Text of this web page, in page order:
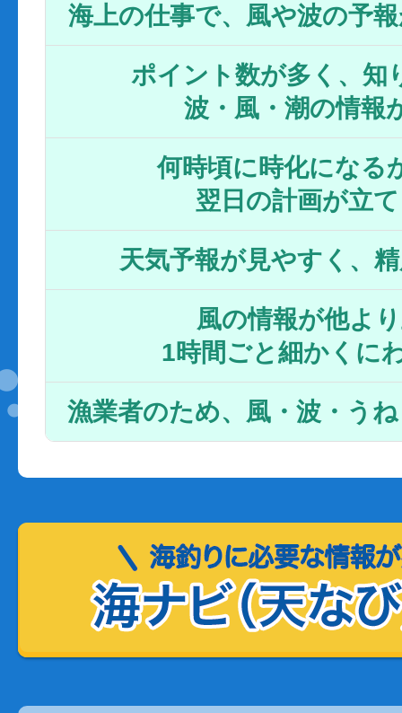
海上の仕事で、風や波の予
ポイント数が多く、知
波・風・潮の情報
何時頃に時化になる
翌日の計画が立
天気予報が見やすく、
風の情報が他よ
1時間ごと細かくに
漁業者のため、風・波・う